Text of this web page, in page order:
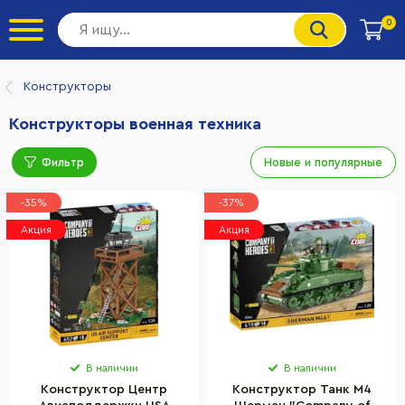
0
Конструкторы
Конструкторы военная техника
Фильтр Новые и популярные
-35%
Акция
В наличии
Конструктор Центр
-37%
Акция
В наличии
Конструктор Танк M4